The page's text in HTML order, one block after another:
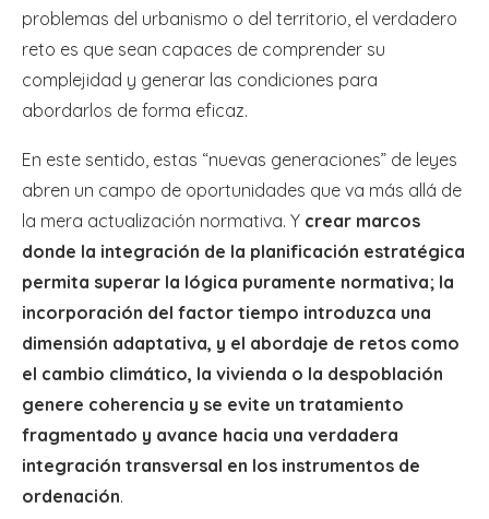
problemas del urbanismo o del territorio, el verdadero
reto es que sean capaces de comprender su
complejidad y generar las condiciones para
abordarlos de forma eficaz.
En este sentido, estas “nuevas generaciones” de leyes
abren un campo de oportunidades que va más allá de
la mera actualización normativa. Y crear marcos
donde la integración de la planificación estratégica
permita superar la lógica puramente normativa; la
incorporación del factor tiempo introduzca una
dimensión adaptativa, y el abordaje de retos como
el cambio climático, la vivienda o la despoblación
genere coherencia y se evite un tratamiento
fragmentado y avance hacia una verdadera
integración transversal en los instrumentos de
ordenación.